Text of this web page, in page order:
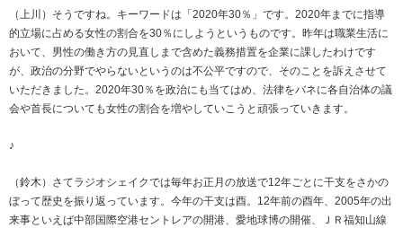
（上川）そうですね。キーワードは「2020年30％」です。2020年までに指導
的立場に占める女性の割合を30％にしようというものです。昨年は職業生活に
おいて、男性の働き方の見直しまで含めた義務措置を企業に課したわけです
が、政治の分野でやらないというのは不公平ですので、そのことを訴えさせて
いただきました。2020年30％を政治にも当てはめ、法律をバネに各自治体の議
会や首長についても女性の割合を増やしていこうと頑張っていきます。
♪
（鈴木）さてラジオシェイクでは毎年お正月の放送で12年ごとに干支をさかの
ぼって歴史を振り返っています。今年の干支は酉。12年前の酉年、2005年の出
来事といえば中部国際空港セントレアの開港、愛地球博の開催、ＪＲ福知山線